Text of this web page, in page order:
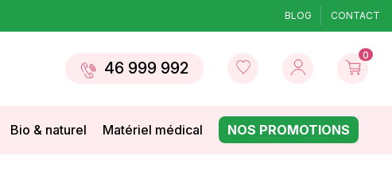
BLOG CONTACT
46 999 992
0
Bio & naturel Matériel médical NOS PROMOTIONS